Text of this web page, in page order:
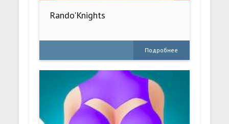
Rando'Knights
Подробнее